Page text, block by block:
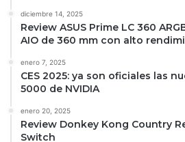
diciembre 14, 2025
Review ASUS Prime LC 360
AIO de 360 mm con alto
enero 7, 2025
CES 2025: ya son oficiales las
5000 de NVIDIA
enero 20, 2025
Review Donkey Kong Country
Switch